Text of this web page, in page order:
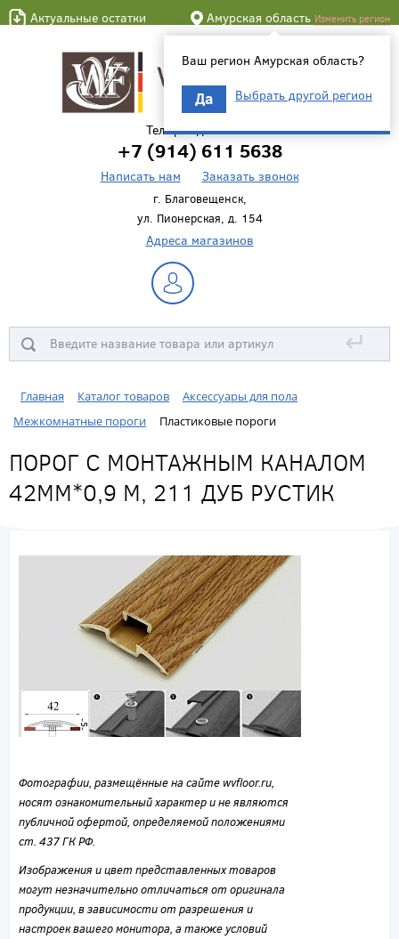
Актуальные остатки Амурская область Изменить регион
Ваш регион Амурская область?
Да Выбрать другой регион
Телефон для связи
+7 (914) 611 5638
Написать нам Заказать звонок
г. Благовещенск,
ул. Пионерская, д. 154
Адреса магазинов
↵
Главная Каталог товаров
Аксессуары для пола
Межкомнатные пороги
Пластиковые пороги
ПОРОГ С МОНТАЖНЫМ КАНАЛОМ
42ММ*0,9 М, 211 ДУБ РУСТИК
Фотографии, размещённые на сайте wvfloor.ru,
носят ознакомительный характер и не являются
публичной офертой, определяемой положениями
ст. 437 ГК РФ.
Изображения и цвет представленных товаров
могут незначительно отличаться от оригинала
продукции, в зависимости от разрешения и
настроек вашего монитора, а также условий